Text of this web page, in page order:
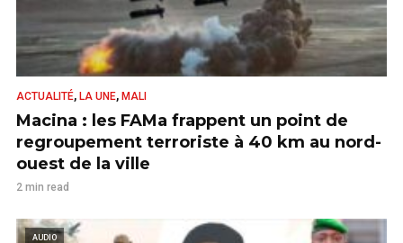
ACTUALITÉ, LA UNE, MALI
Macina : les FAMa frappent un point de
regroupement terroriste à 40 km au nord-
ouest de la ville
2 min read
AUDIO